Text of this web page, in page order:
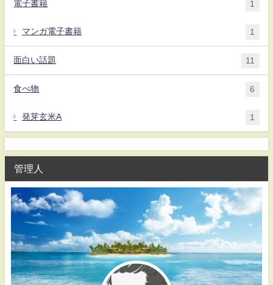
電子書籍 1
マンガ電子書籍 1
面白い話題 11
食べ物 6
発芽玄米A 1
管理人